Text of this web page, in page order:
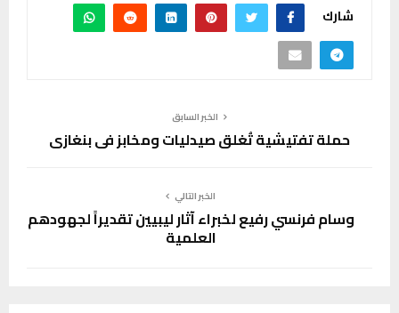
شارك
الخبر السابق
حملة تفتيشية تُغلق صيدليات ومخابز في بنغازي
الخبر التالي
وسام فرنسي رفيع لخبراء آثار ليبيين تقديراً لجهودهم
العلمية